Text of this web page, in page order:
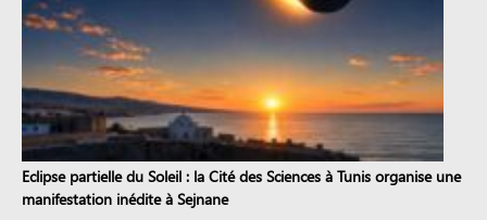
Eclipse partielle du Soleil : la Cité des Sciences à Tunis organise une
manifestation inédite à Sejnane